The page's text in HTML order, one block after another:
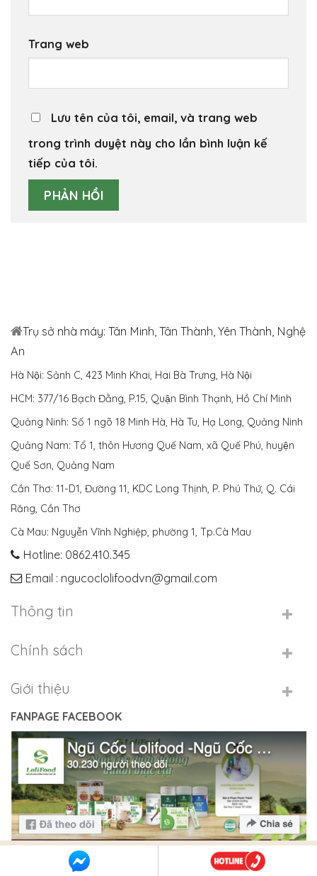
Trang web
Lưu tên của tôi, email, và trang web
trong trình duyệt này cho lần bình luận kế
tiếp của tôi.
Trụ sở nhà máy: Tân Minh, Tân Thành, Yên Thành, Nghệ
An
Hà Nội: Sảnh C, 423 Minh Khai, Hai Bà Trưng, Hà Nội
HCM: 377/16 Bạch Đằng, P.15, Quận Bình Thạnh, Hồ Chí Minh
Quảng Ninh: Số 1 ngõ 18 Minh Hà, Hà Tu, Hạ Long, Quảng Ninh
Quảng Nam: Tổ 1, thôn Hương Quế Nam, xã Quế Phú, huyện
Quế Sơn, Quảng Nam
Cần Thơ: 11-D1, Đường 11, KDC Long Thịnh, P. Phú Thứ, Q. Cái
Răng, Cần Thơ
Cà Mau: Nguyễn Vĩnh Nghiệp, phường 1, Tp.Cà Mau
Hotline: 0862.410.345
Email : ngucoclolifoodvn@gmail.com
Thông tin
Chính sách
Giới thiệu
FANPAGE FACEBOOK
Copyright 2026 © Ngũ Cốc LoliFood